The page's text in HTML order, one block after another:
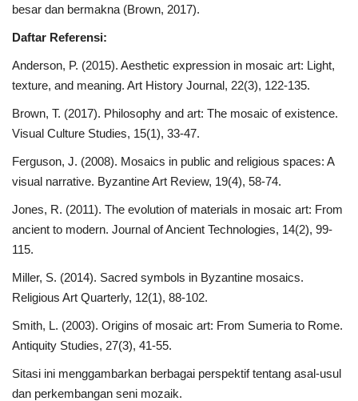
besar dan bermakna (Brown, 2017).
Daftar Referensi:
Anderson, P. (2015). Aesthetic expression in mosaic art: Light,
texture, and meaning. Art History Journal, 22(3), 122-135.
Brown, T. (2017). Philosophy and art: The mosaic of existence.
Visual Culture Studies, 15(1), 33-47.
Ferguson, J. (2008). Mosaics in public and religious spaces: A
visual narrative. Byzantine Art Review, 19(4), 58-74.
Jones, R. (2011). The evolution of materials in mosaic art: From
ancient to modern. Journal of Ancient Technologies, 14(2), 99-
115.
Miller, S. (2014). Sacred symbols in Byzantine mosaics.
Religious Art Quarterly, 12(1), 88-102.
Smith, L. (2003). Origins of mosaic art: From Sumeria to Rome.
Antiquity Studies, 27(3), 41-55.
Sitasi ini menggambarkan berbagai perspektif tentang asal-usul
dan perkembangan seni mozaik.